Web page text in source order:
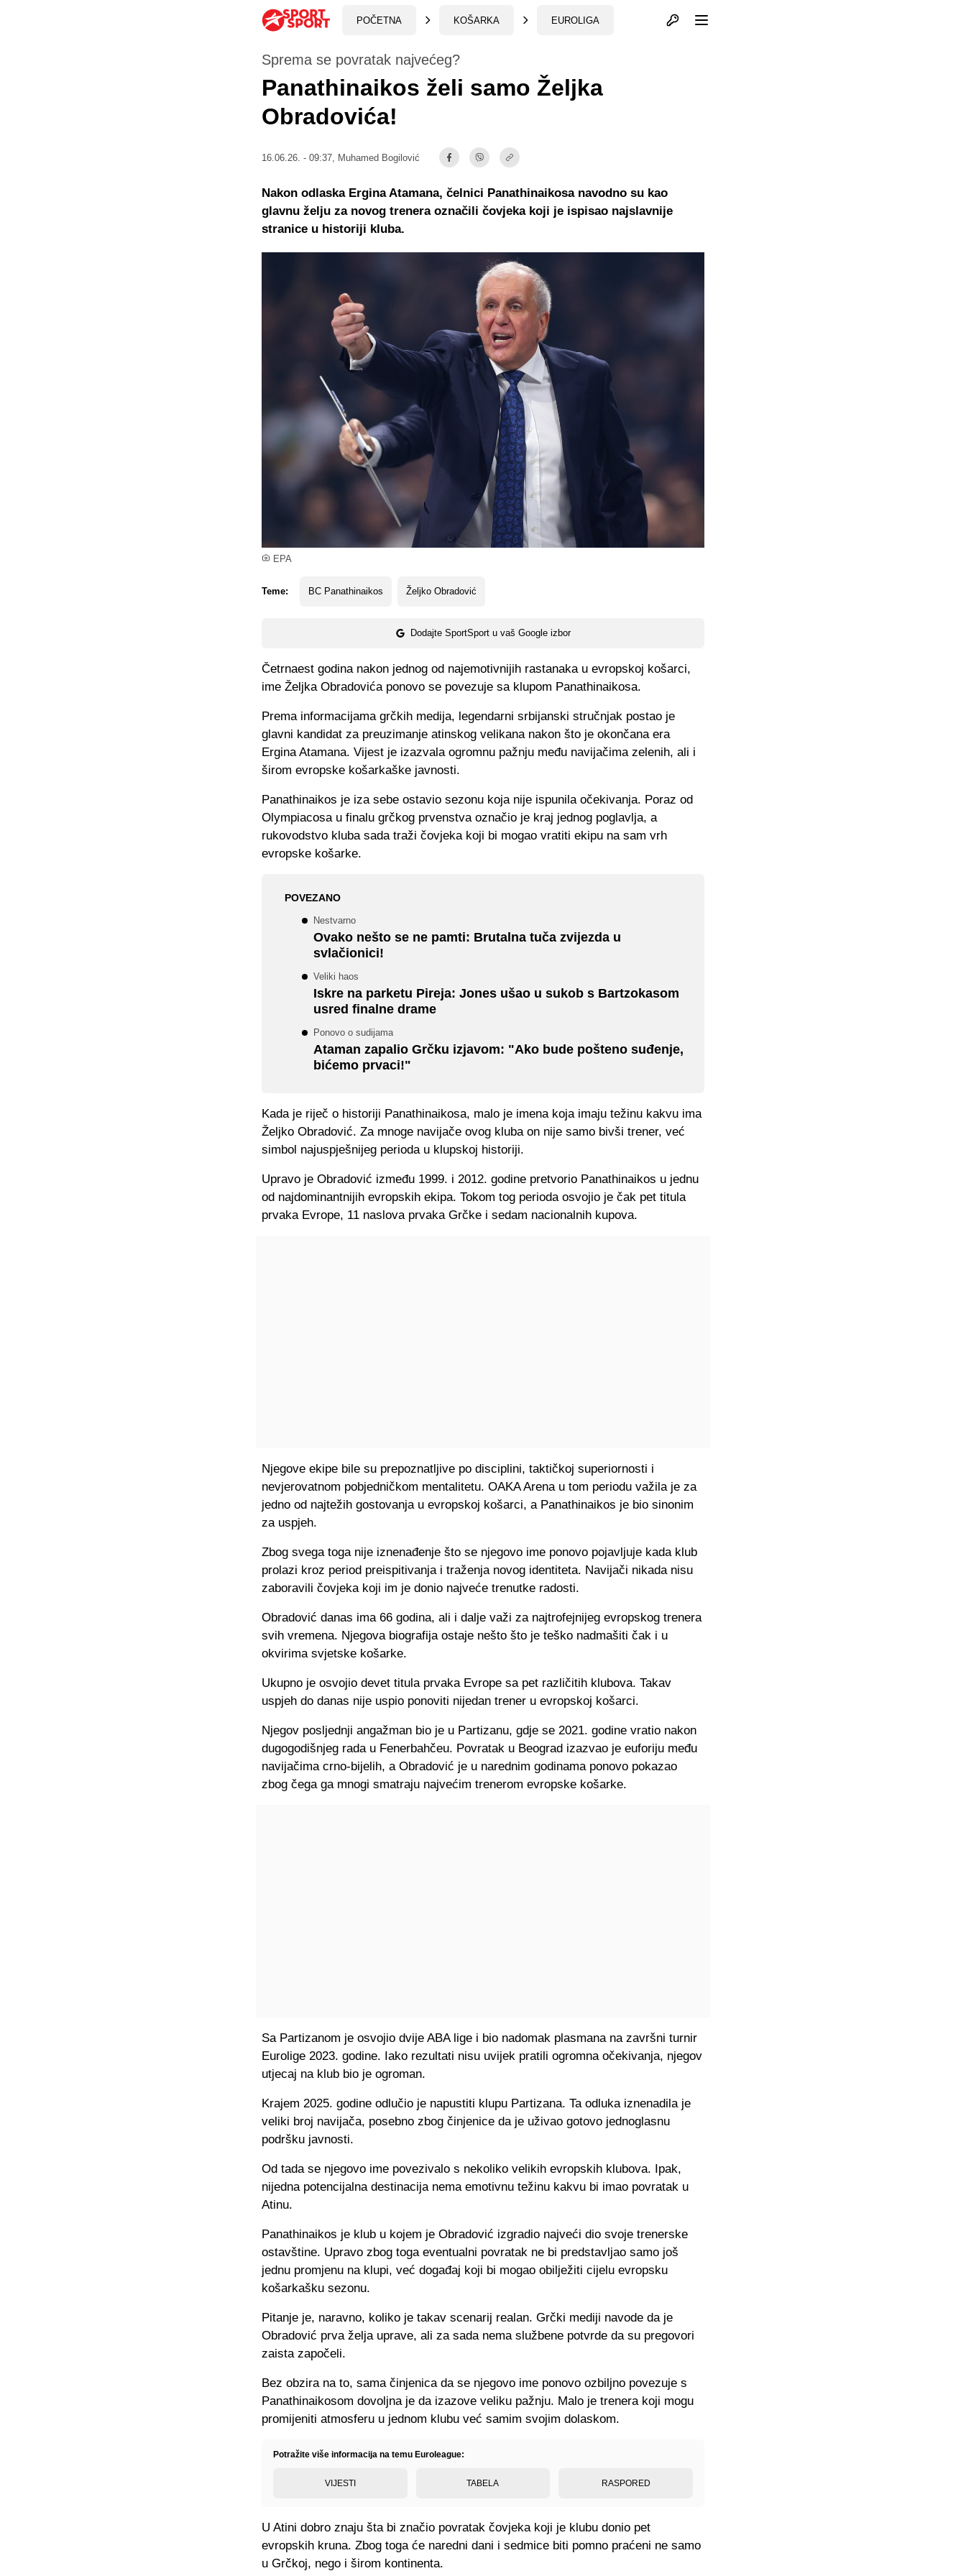
POČETNA KOŠARKA EUROLIGA Otvori profil
EPA
Sprema se povratak najvećeg?
Panathinaikos želi samo Željka
Obradovića!
16.06.26. - 09:37, Muhamed Bogilović
Teme: BC Panathinaikos Željko Obradović
Dodajte SportSport u vaš Google izbor
Nakon odlaska Ergina Atamana, čelnici Panathinaikosa navodno su kao
glavnu želju za novog trenera označili čovjeka koji je ispisao najslavnije
stranice u historiji kluba.
Četrnaest godina nakon jednog od najemotivnijih rastanaka u evropskoj košarci,
ime Željka Obradovića ponovo se povezuje sa klupom Panathinaikosa.
Prema informacijama grčkih medija, legendarni srbijanski stručnjak postao je
glavni kandidat za preuzimanje atinskog velikana nakon što je okončana era
Ergina Atamana. Vijest je izazvala ogromnu pažnju među navijačima zelenih, ali i
širom evropske košarkaške javnosti.
Panathinaikos je iza sebe ostavio sezonu koja nije ispunila očekivanja. Poraz od
Olympiacosa u finalu grčkog prvenstva označio je kraj jednog poglavlja, a
rukovodstvo kluba sada traži čovjeka koji bi mogao vratiti ekipu na sam vrh
evropske košarke.
POVEZANO
Nestvarno
Ovako nešto se ne pamti: Brutalna tuča zvijezda u
svlačionici!
Veliki haos
Iskre na parketu Pireja: Jones ušao u sukob s Bartzokasom
usred finalne drame
Ponovo o sudijama
Ataman zapalio Grčku izjavom: "Ako bude pošteno suđenje,
bićemo prvaci!"
Kada je riječ o historiji Panathinaikosa, malo je imena koja imaju težinu kakvu ima
Željko Obradović. Za mnoge navijače ovog kluba on nije samo bivši trener, već
simbol najuspješnijeg perioda u klupskoj historiji.
Upravo je Obradović između 1999. i 2012. godine pretvorio Panathinaikos u jednu
od najdominantnijih evropskih ekipa. Tokom tog perioda osvojio je čak pet titula
prvaka Evrope, 11 naslova prvaka Grčke i sedam nacionalnih kupova.
Njegove ekipe bile su prepoznatljive po disciplini, taktičkoj superiornosti i
nevjerovatnom pobjedničkom mentalitetu. OAKA Arena u tom periodu važila je za
jedno od najtežih gostovanja u evropskoj košarci, a Panathinaikos je bio sinonim
za uspjeh.
Zbog svega toga nije iznenađenje što se njegovo ime ponovo pojavljuje kada klub
prolazi kroz period preispitivanja i traženja novog identiteta. Navijači nikada nisu
zaboravili čovjeka koji im je donio najveće trenutke radosti.
Obradović danas ima 66 godina, ali i dalje važi za najtrofejnijeg evropskog trenera
svih vremena. Njegova biografija ostaje nešto što je teško nadmašiti čak i u
okvirima svjetske košarke.
Ukupno je osvojio devet titula prvaka Evrope sa pet različitih klubova. Takav
uspjeh do danas nije uspio ponoviti nijedan trener u evropskoj košarci.
Njegov posljednji angažman bio je u Partizanu, gdje se 2021. godine vratio nakon
dugogodišnjeg rada u Fenerbahčeu. Povratak u Beograd izazvao je euforiju među
navijačima crno-bijelih, a Obradović je u narednim godinama ponovo pokazao
zbog čega ga mnogi smatraju najvećim trenerom evropske košarke.
Sa Partizanom je osvojio dvije ABA lige i bio nadomak plasmana na završni turnir
Eurolige 2023. godine. Iako rezultati nisu uvijek pratili ogromna očekivanja, njegov
utjecaj na klub bio je ogroman.
Krajem 2025. godine odlučio je napustiti klupu Partizana. Ta odluka iznenadila je
veliki broj navijača, posebno zbog činjenice da je uživao gotovo jednoglasnu
podršku javnosti.
Od tada se njegovo ime povezivalo s nekoliko velikih evropskih klubova. Ipak,
nijedna potencijalna destinacija nema emotivnu težinu kakvu bi imao povratak u
Atinu.
Panathinaikos je klub u kojem je Obradović izgradio najveći dio svoje trenerske
ostavštine. Upravo zbog toga eventualni povratak ne bi predstavljao samo još
jednu promjenu na klupi, već događaj koji bi mogao obilježiti cijelu evropsku
košarkašku sezonu.
Pitanje je, naravno, koliko je takav scenarij realan. Grčki mediji navode da je
Obradović prva želja uprave, ali za sada nema službene potvrde da su pregovori
zaista započeli.
Bez obzira na to, sama činjenica da se njegovo ime ponovo ozbiljno povezuje s
Panathinaikosom dovoljna je da izazove veliku pažnju. Malo je trenera koji mogu
promijeniti atmosferu u jednom klubu već samim svojim dolaskom.
Potražite više informacija na temu Euroleague:
VIJESTI TABELA RASPORED
U Atini dobro znaju šta bi značio povratak čovjeka koji je klubu donio pet
evropskih kruna. Zbog toga će naredni dani i sedmice biti pomno praćeni ne samo
u Grčkoj, nego i širom kontinenta.